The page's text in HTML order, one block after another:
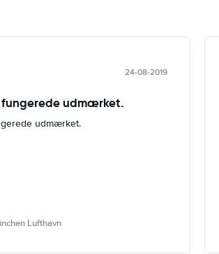
24-08-2019
fungerede udmærket.
udmærket.
Lufthavn